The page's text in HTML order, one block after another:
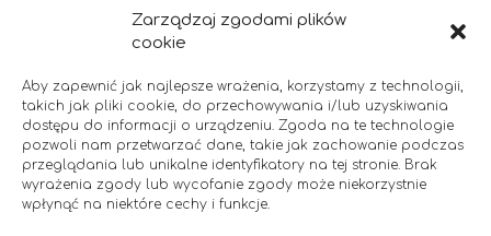
Zarządzaj zgodami plików
cookie
Aby zapewnić jak najlepsze wrażenia, korzystamy z technologii,
takich jak pliki cookie, do przechowywania i/lub uzyskiwania
dostępu do informacji o urządzeniu. Zgoda na te technologie
pozwoli nam przetwarzać dane, takie jak zachowanie podczas
przeglądania lub unikalne identyfikatory na tej stronie. Brak
wyrażenia zgody lub wycofanie zgody może niekorzystnie
wpłynąć na niektóre cechy i funkcje.
czwartek 15:00–01:00
piątek 15:00–02:00
niedziela 14:00–00:00
SOCIAL MEDIA